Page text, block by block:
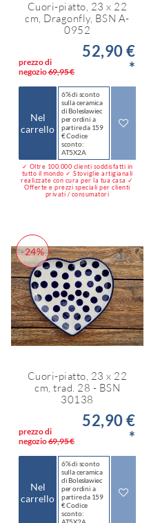
Cuori-piatto, 23 x 22
cm, Dragonfly, BSN A-
0952
prezzo di
negozio69,95 €
52,90 €
*
Nel
carrello
6% di sconto
sulla ceramica
di Bolesławiec
per ordini a
partire da 159
€ Codice
sconto:
AT5X2A
✓ Oltre 100.000 clienti soddisfatti in
tutto il mondo ✓ Stoviglie artigianali
realizzate con cura per la tua casa ✓
Offerte e prezzi speciali per clienti
privati / consumatori
-24%
Cuori-piatto, 23 x 22
cm, trad. 28 - BSN
30138
prezzo di
negozio69,95 €
52,90 €
*
Nel
carrello
6% di sconto
sulla ceramica
di Bolesławiec
per ordini a
partire da 159
€ Codice
sconto: